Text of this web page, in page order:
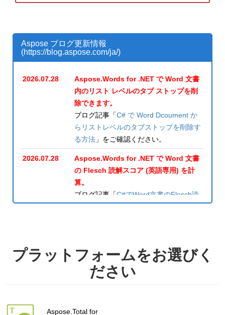
Aspose ブログ更新情報
(https://blog.aspose.com/ja/)
2026.07.28
Aspose.Words for .NET で Word 文書
内のリスト レベルのタブ ストップを削
除できます。
ブログ記事「C# で Word Dcoument か
らリストレベルのタブストップを削除す
る方法 」をご確認ください。
2026.07.28
Aspose.Words for .NET で Word 文書
の Flesch 読解スコア (英語専用) を計
算。
ブログ記事「C#でWord文書のFlesch読
Markdown (MD) ファイルを DOCX へ簡
単に変換できる SDK です。
ブログ記事「PythonでMDからDOCXへ
2026.07.22
プラットフォームをお選びく
ださい
Aspose.Total for